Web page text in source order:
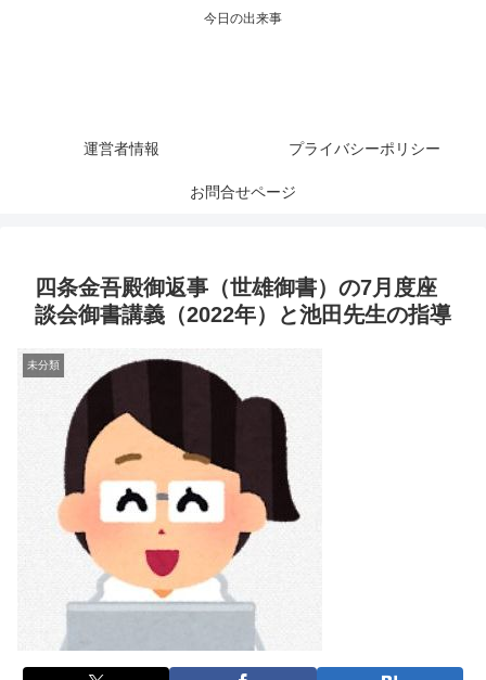
今日の出来事
運営者情報 プライバシーポリシー
お問合せページ
四条金吾殿御返事（世雄御書）の7月度座
談会御書講義（2022年）と池田先生の指導
未分類